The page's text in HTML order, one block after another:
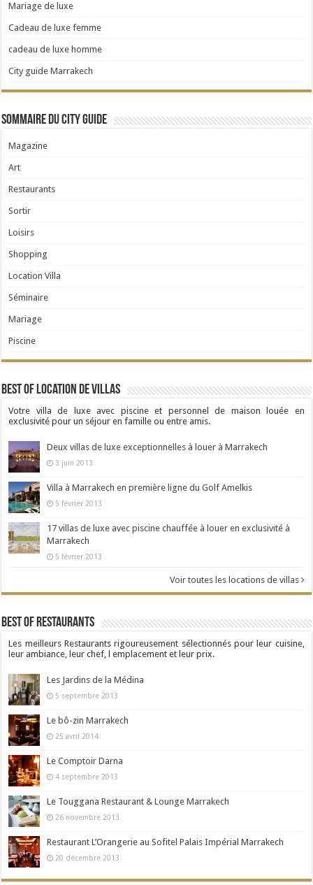
Mariage de luxe
Cadeau de luxe femme
cadeau de luxe homme
City guide Marrakech
Sommaire du City Guide
Magazine
Art
Restaurants
Sortir
Loisirs
Shopping
Location Villa
Séminaire
Mariage
Piscine
Best Of Location de Villas
Votre villa de luxe avec piscine et personnel de maison louée en
exclusivité pour un séjour en famille ou entre amis.
Deux villas de luxe exceptionnelles à louer à Marrakech
3 juin 2013
Villa à Marrakech en première ligne du Golf Amelkis
5 février 2013
17 villas de luxe avec piscine chauffée à louer en exclusivité à
Marrakech
5 février 2013
Voir toutes les locations de villas
Best Of Restaurants
Les meilleurs Restaurants rigoureusement sélectionnés pour leur cuisine,
leur ambiance, leur chef, l emplacement et leur prix.
Les Jardins de la Médina
5 septembre 2013
Le bô-zin Marrakech
25 avril 2014
Le Comptoir Darna
4 septembre 2013
Le Touggana Restaurant & Lounge Marrakech
26 novembre 2013
Restaurant L’Orangerie au Sofitel Palais Impérial Marrakech
20 décembre 2013